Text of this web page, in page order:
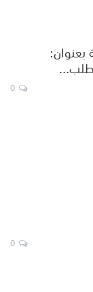
بعنوان: